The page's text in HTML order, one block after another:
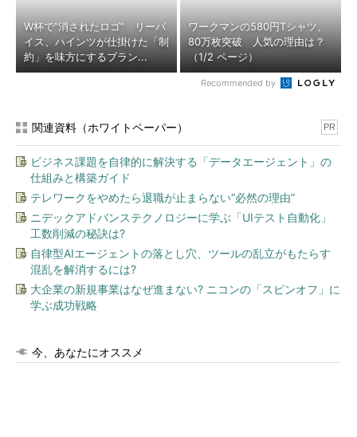
W杯で“消されたロゴ” リーバ
イス、ハインツが仕掛けた「制
約」を味方にするブラン...
ワークマンの580円Tシャツ、
80万枚突破 人気の理由は？
（1/2 ページ）
Recommended by
関連資料（ホワイトペーパー） PR
ビジネス課題を自律的に解決する「データエージェント」の
仕組みと構築ガイド
テレワークをやめたら退職が止まらない“必然の理由”
ニデックアドバンステクノロジーに学ぶ「UIテスト自動化」
工数削減の秘訣は?
自律型AIエージェントの落とし穴、ツールの乱立がもたらす
混乱を解消するには?
大企業の新規事業はなぜ進まない? ニコンの「スピンオフ」に
学ぶ成功戦略
今、あなたにオススメ